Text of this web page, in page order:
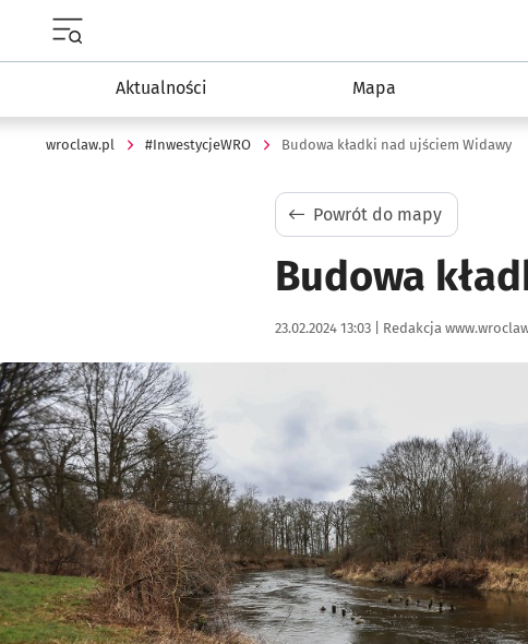
Aktualności Mapa
wroclaw.pl #InwestycjeWRO Budowa kładki nad ujściem Widawy
Powrót do mapy
Budowa
Data publikacji:
23.02.2024 13:03 | Autor:
Redakcja
Kliknij, aby powiększyć